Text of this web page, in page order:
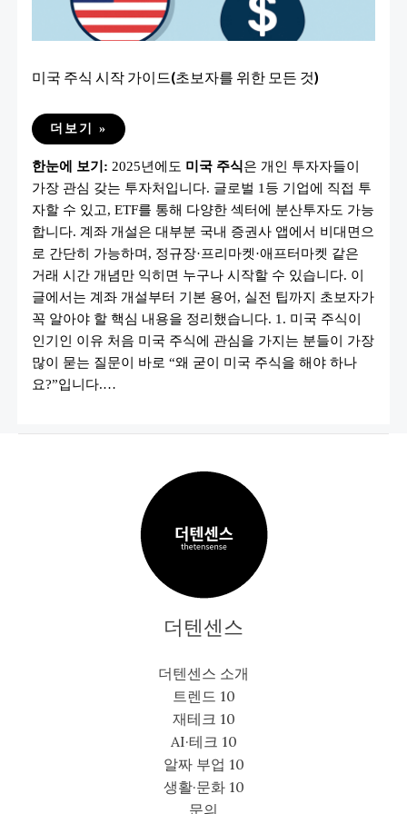
미국 주식 시작 가이드(초보자를 위한 모든 것)
미
식
작
가
이
드
(초
보
자
를
위
한
모
것)
더보기 »
한눈에 보기: 2025년에도 미국 주식은 개인 투자자들이
가장 관심 갖는 투자처입니다. 글로벌 1등 기업에 직접 투
자할 수 있고, ETF를 통해 다양한 섹터에 분산투자도 가능
합니다. 계좌 개설은 대부분 국내 증권사 앱에서 비대면으
로 간단히 가능하며, 정규장·프리마켓·애프터마켓 같은
거래 시간 개념만 익히면 누구나 시작할 수 있습니다. 이
글에서는 계좌 개설부터 기본 용어, 실전 팁까지 초보자가
꼭 알아야 할 핵심 내용을 정리했습니다. 1. 미국 주식이
인기인 이유 처음 미국 주식에 관심을 가지는 분들이 가장
많이 묻는 질문이 바로 “왜 굳이 미국 주식을 해야 하나
요?”입니다.…
더텐센스
더텐센스 소개
트렌드 10
재테크 10
AI·테크 10
알짜 부업 10
생활·문화 10
문의